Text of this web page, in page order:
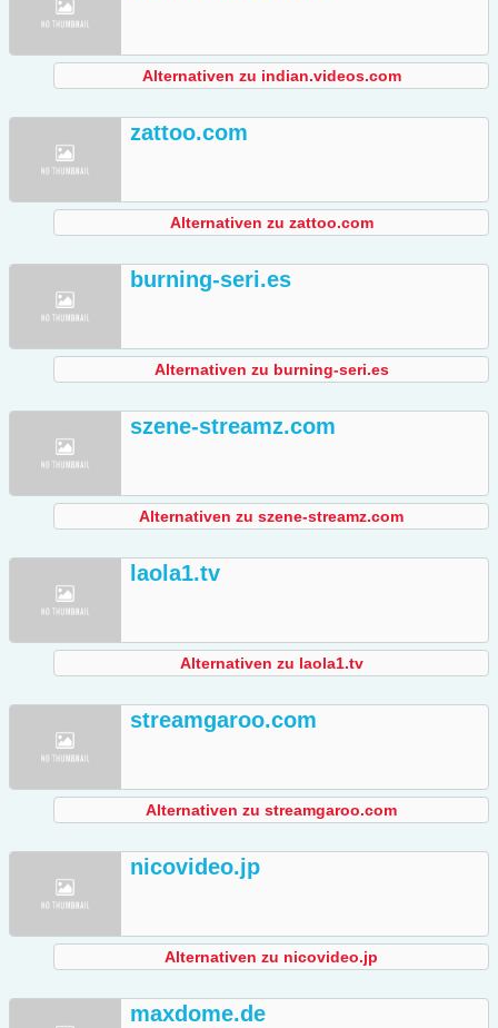
Alternativen zu indian.videos.com
zattoo.com
Alternativen zu zattoo.com
burning-seri.es
Alternativen zu burning-seri.es
szene-streamz.com
Alternativen zu szene-streamz.com
laola1.tv
Alternativen zu laola1.tv
streamgaroo.com
Alternativen zu streamgaroo.com
nicovideo.jp
Alternativen zu nicovideo.jp
maxdome.de